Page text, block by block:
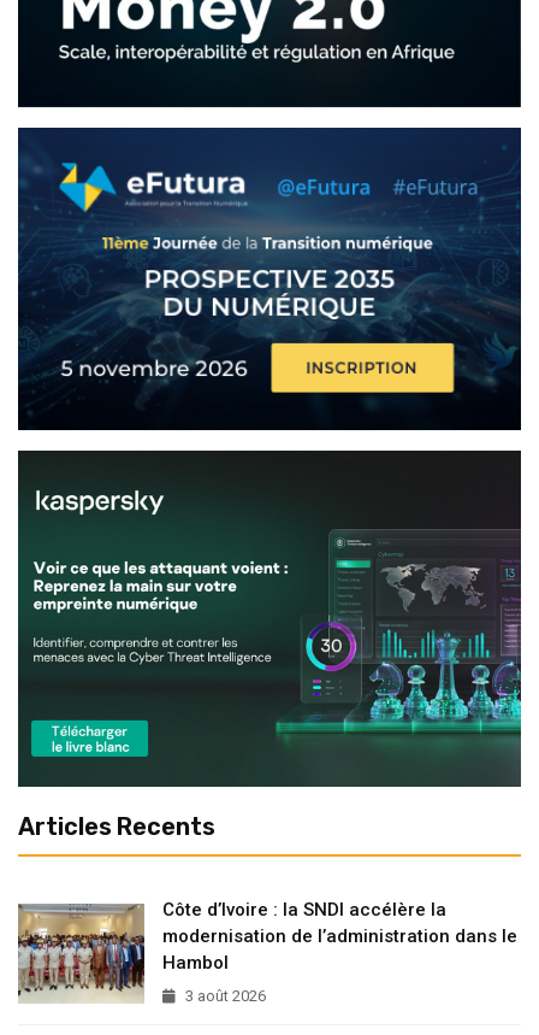
Articles Recents
Côte d’Ivoire : la SNDI accélère la
modernisation de l’administration dans le
Hambol
3 août 2026